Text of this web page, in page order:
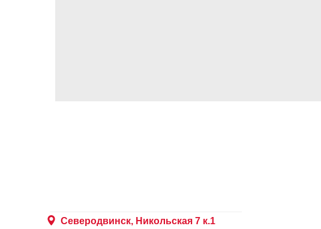
Северодвинск, Никольская 7 к.1